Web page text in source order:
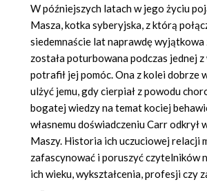
W późniejszych latach w jego życiu
Masza, kotka syberyjska, z którą
siedemnaście lat naprawdę wyjątkowa
została poturbowana podczas jednej
potrafił jej pomóc. Ona z kolei dobrze
ulżyć jemu, gdy cierpiał z powodu
bogatej wiedzy na temat kociej
własnemu doświadczeniu Carr odkrył
Maszy. Historia ich uczuciowej relacji
zafascynować i poruszyć czytelników
ich wieku, wykształcenia, profesji czy